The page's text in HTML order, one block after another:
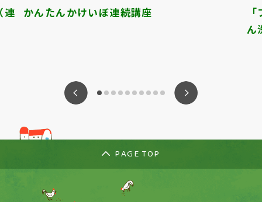
連 かんたんかけいぼ連続講座
ん
PAGE TOP